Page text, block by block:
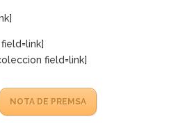
field=link]
NOTA DE PREMSA